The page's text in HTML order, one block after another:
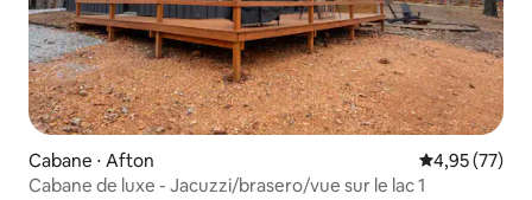
Cabane ⋅ Afton Évaluation
4,95 (77)
Cabane de luxe - Jacuzzi/brasero/vue sur le lac 1